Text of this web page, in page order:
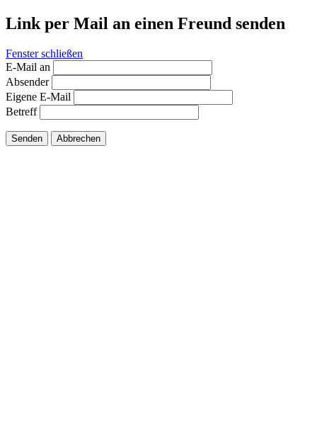
Link per Mail an einen Freund senden
Fenster schließen
E-Mail an
Absender
Eigene E-Mail
Betreff
Senden Abbrechen